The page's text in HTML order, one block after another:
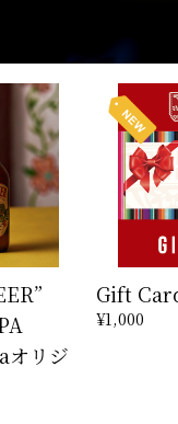
オリジ
Gift
¥1,000